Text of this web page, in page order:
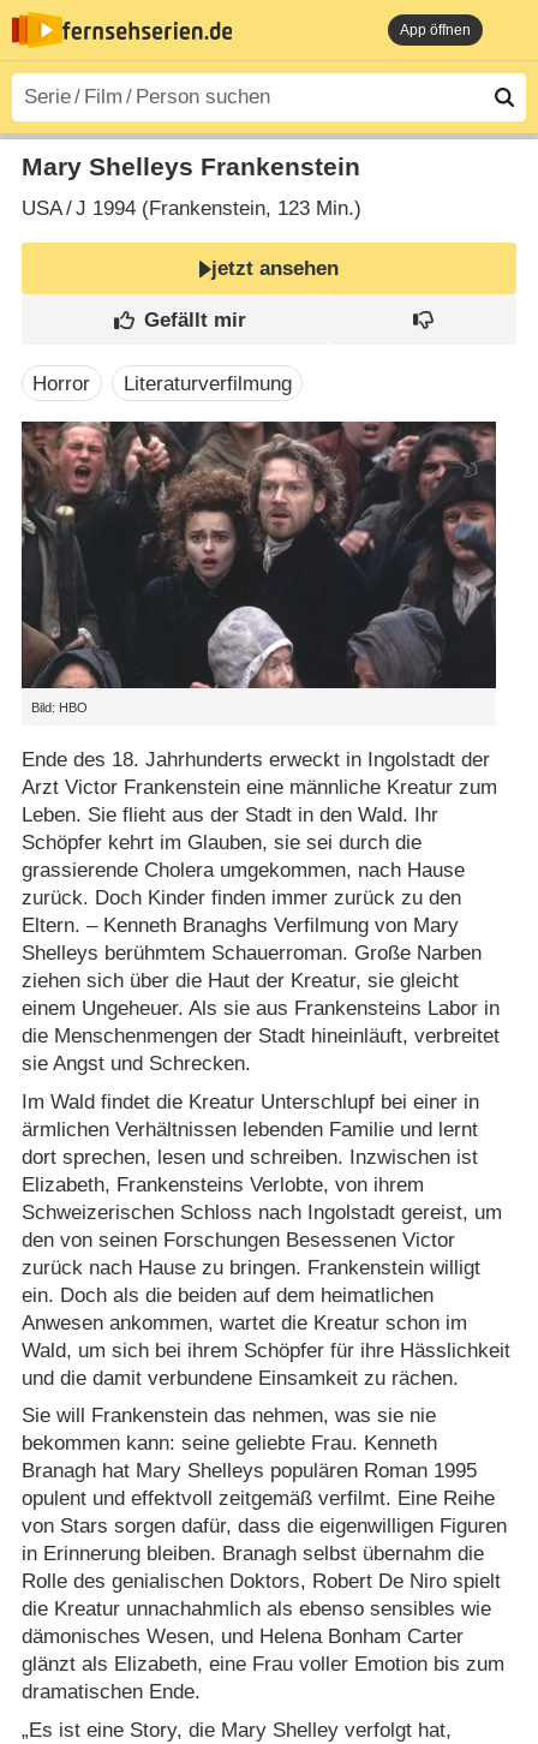
App öffnen
Mary Shelleys Frankenstein
USA/J 1994 (Frankenstein‎, 123 Min.)
jetzt ansehen
Horror Literaturverfilmung
Bild: HBO
Ende des 18. Jahrhunderts erweckt in Ingolstadt der
Arzt Victor Frankenstein eine männliche Kreatur zum
Leben. Sie flieht aus der Stadt in den Wald. Ihr
Schöpfer kehrt im Glauben, sie sei durch die
grassierende Cholera umgekommen, nach Hause
zurück. Doch Kinder finden immer zurück zu den
Eltern. – Kenneth Branaghs Verfilmung von Mary
Shelleys berühmtem Schauerroman. Große Narben
ziehen sich über die Haut der Kreatur, sie gleicht
einem Ungeheuer. Als sie aus Frankensteins Labor in
die Menschenmengen der Stadt hineinläuft, verbreitet
sie Angst und Schrecken.
Im Wald findet die Kreatur Unterschlupf bei einer in
ärmlichen Verhältnissen lebenden Familie und lernt
dort sprechen, lesen und schreiben. Inzwischen ist
Elizabeth, Frankensteins Verlobte, von ihrem
Schweizerischen Schloss nach Ingolstadt gereist, um
den von seinen Forschungen Besessenen Victor
zurück nach Hause zu bringen. Frankenstein willigt
ein. Doch als die beiden auf dem heimatlichen
Anwesen ankommen, wartet die Kreatur schon im
Wald, um sich bei ihrem Schöpfer für ihre Hässlichkeit
und die damit verbundene Einsamkeit zu rächen.
Sie will Frankenstein das nehmen, was sie nie
bekommen kann: seine geliebte Frau. Kenneth
Branagh hat Mary Shelleys populären Roman 1995
opulent und effektvoll zeitgemäß verfilmt. Eine Reihe
von Stars sorgen dafür, dass die eigenwilligen Figuren
in Erinnerung bleiben. Branagh selbst übernahm die
Rolle des genialischen Doktors, Robert De Niro spielt
die Kreatur unnachahmlich als ebenso sensibles wie
dämonisches Wesen, und Helena Bonham Carter
glänzt als Elizabeth, eine Frau voller Emotion bis zum
dramatischen Ende.
„Es ist eine Story, die Mary Shelley verfolgt hat,